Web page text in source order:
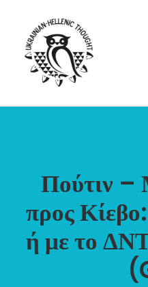
ГОЛОДОМОР
ФОРУМ УКРАЇНСЬКОЇ
ПРО НАС
“ВІСНИК”/”ΑΓΓΕΛΙΑΦΌΡΟΣ”
Πούτιν –
προς
ή με το